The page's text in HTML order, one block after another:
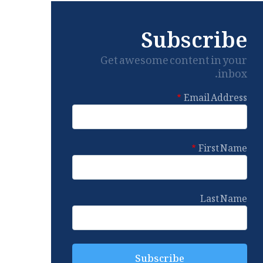
Subscribe
Get awesome content in your
inbox.
Email Address
First Name
Last Name